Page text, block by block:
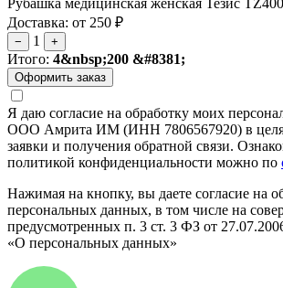
Доставка: от 250 ₽
− 1 +
Итого: 4&nbsp;200 &#8381;
Я даю согласие на обработку моих
ООО Амрита ИМ (ИНН 7806567920) в
заявки и получения обратной связи.
политикой конфиденциальности можно по
Нажимая на кнопку, вы даете согласие на
персональных данных, в том числе на
предусмотренных п. 3 ст. 3 ФЗ от
«О персональных данных»